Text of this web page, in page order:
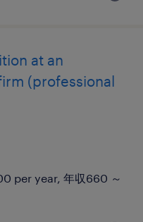
at an
(professional
per year, 年収660 ～